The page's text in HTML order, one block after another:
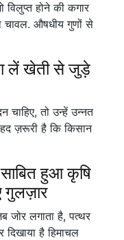
होने की कगार
चावल. औषधीय गुणों से
लें खेती से जुड़े
चाहिए, तो उन्हें उन्नत
ज़रूरी है कि किसान
हुआ कृषि
गुलज़ार
जोर लगाता है, पत्थर
है हिमाचल